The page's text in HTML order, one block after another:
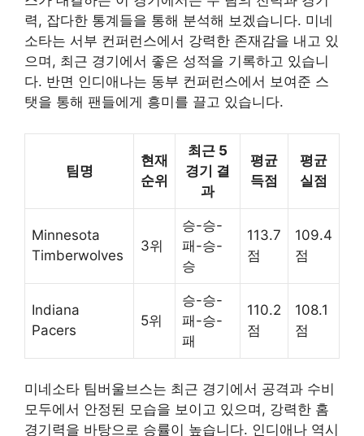
력, 잡다한 통계들을 통해 분석해 보겠습니다. 미네
소타는 서부 컨퍼런스에서 강력한 존재감을 내고 있
으며, 최근 경기에서 좋은 성적을 기록하고 있습니
다. 반면 인디애나는 동부 컨퍼런스에서 보여준 스
탯을 통해 팬들에게 흥미를 끌고 있습니다.
팀명
현재
순위
최근 5
경기 결
과
평균
득점
평균
실점
Minnesota
Timberwolves
3위
승-승-
패-승-
승
113.7
점
109.4
점
Indiana
Pacers
5위
승-승-
패-승-
패
110.2
점
108.1
점
미네소타 팀버울브스는 최근 경기에서 공격과 수비
모두에서 안정된 모습을 보이고 있으며, 강력한 홈
경기력을 바탕으로 승률이 높습니다. 인디애나 역시